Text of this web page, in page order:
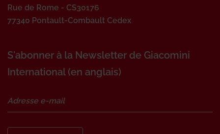
Rue de Rome - CS30176
77340 Pontault-Combault Cedex
S'abonner à la Newsletter de Giacomini
International (en anglais)